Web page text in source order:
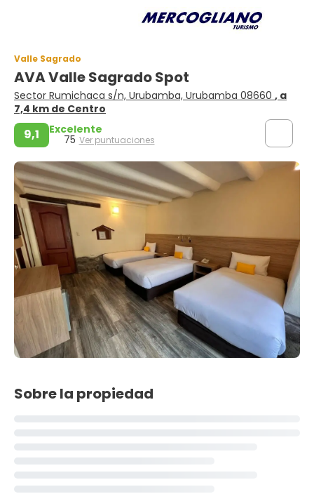
Valle Sagrado
AVA Valle Sagrado Spot
Sector Rumichaca s/n, Urubamba, Urubamba 08660 , a
7,4 km de Centro
9,1 Excelente
75 Ver puntuaciones
Sobre la propiedad